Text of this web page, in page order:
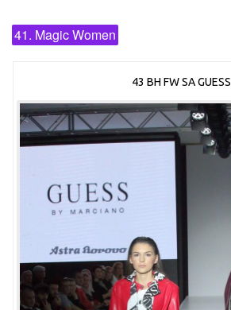
41. Magic Women
43 BH FW SA GUESS